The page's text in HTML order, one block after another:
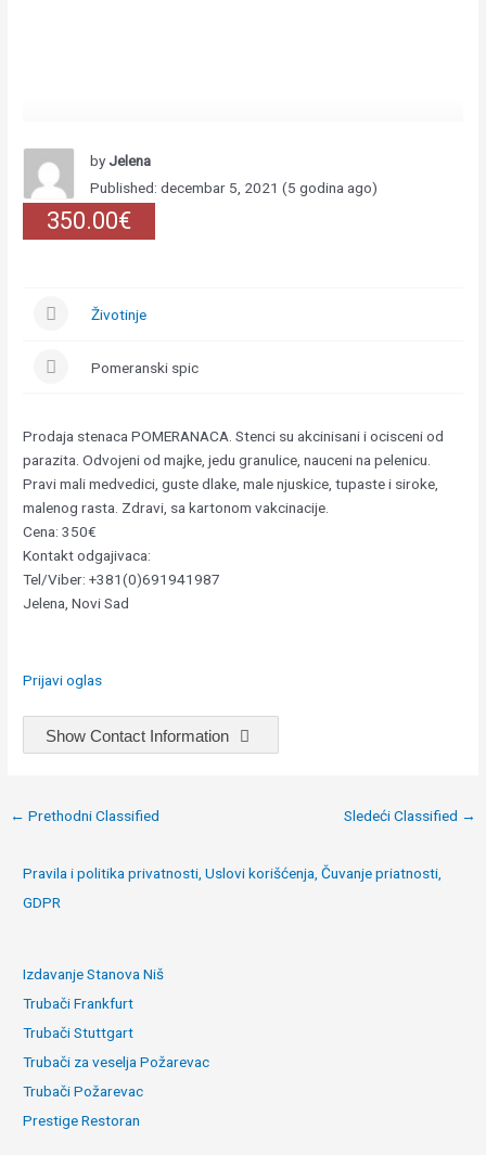
byJelena
Published: decembar 5, 2021 (5 godina ago)
350.00€
Životinje
Pomeranski spic
Prodaja stenaca POMERANACA. Stenci su akcinisani i ocisceni od
parazita. Odvojeni od majke, jedu granulice, nauceni na pelenicu.
Pravi mali medvedici, guste dlake, male njuskice, tupaste i siroke,
malenog rasta. Zdravi, sa kartonom vakcinacije.
Cena: 350€
Kontakt odgajivaca:
Tel/Viber: +381(0)691941987
Jelena, Novi Sad
Prijavi oglas
Show Contact Information
Post
← Prethodni Classified Sledeći Classified →
Pravila i politika privatnosti, Uslovi korišćenja, Čuvanje priatnosti,
GDPR
Izdavanje Stanova Niš
Trubači Frankfurt
Trubači Stuttgart
Trubači za veselja Požarevac
Trubači Požarevac
Prestige Restoran